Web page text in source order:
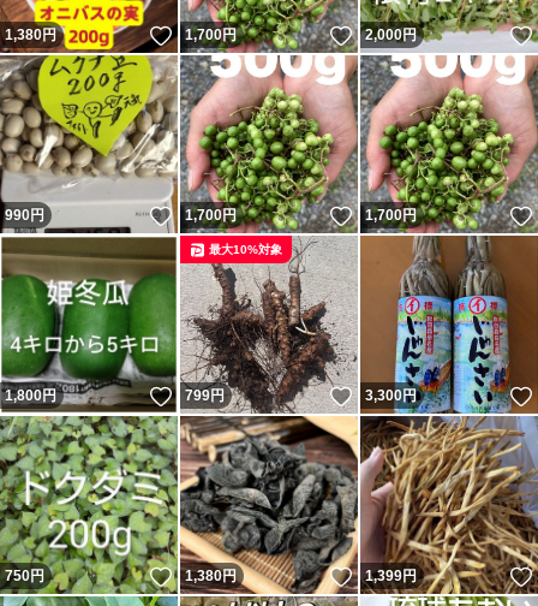
1,380円 いいね！
1,700円 いいね！
2,000円
990円 いいね！
1,700円 いいね！
1,700円
1,800円 いいね！
799円 いいね！
最大10%対象
3,300円
750円 いいね！
1,380円 いいね！
1,399円